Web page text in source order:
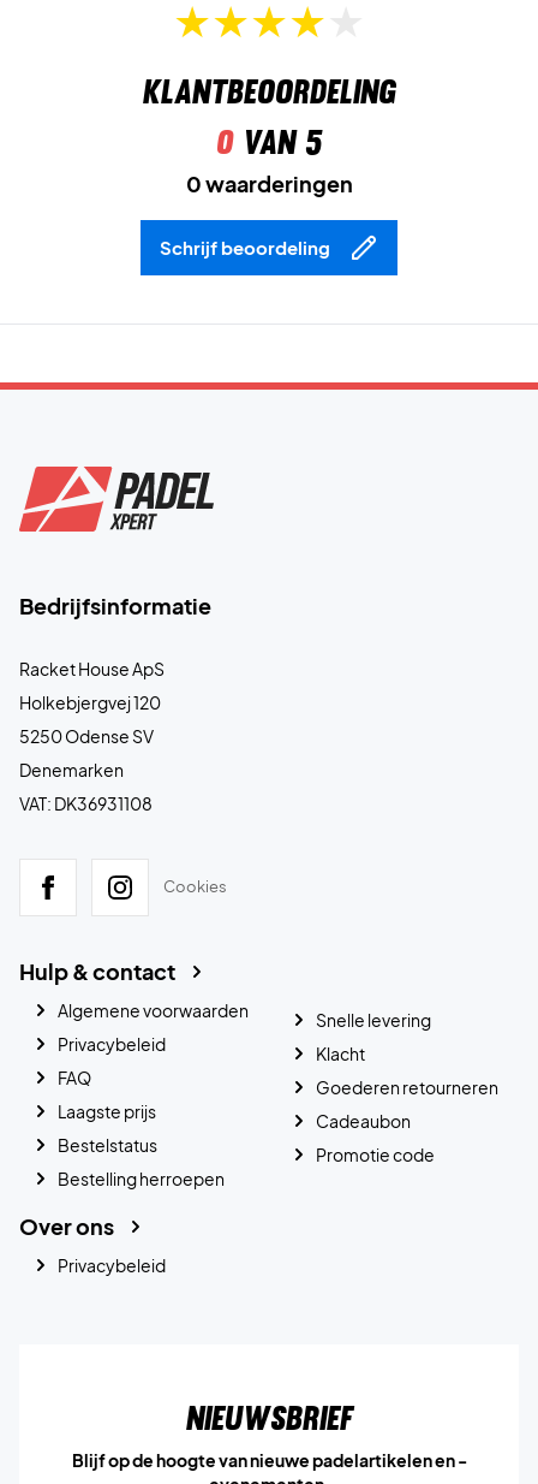
Klantbeoordeling
0van 5
0 waarderingen
Schrijf beoordeling
Bedrijfsinformatie
Racket House ApS
Holkebjergvej 120
5250 Odense SV
Denemarken
VAT: DK36931108
Cookies
Hulp & contact
Algemene voorwaarden
Privacybeleid
FAQ
Laagste prijs
Bestelstatus
Bestelling herroepen
Snelle levering
Klacht
Goederen retourneren
Cadeaubon
Promotie code
Over ons
Privacybeleid
Nieuwsbrief
Blijf op de hoogte van nieuwe padelartikelen en -